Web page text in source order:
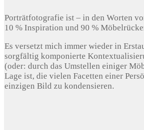
Porträtfotografie ist – in den Worten
10 % Inspiration und 90 %
Es versetzt mich immer wieder in
sorgfältig komponierte
(oder: durch das Umstellen einiger
Lage ist, die vielen Facetten einer
einzigen Bild zu kondensieren.